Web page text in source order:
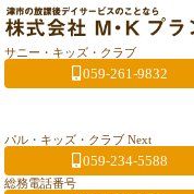
サニー・キッズ・クラブ
059-261-9832
パル・キッズ・クラブ Next
059-234-5588
総務電話番号